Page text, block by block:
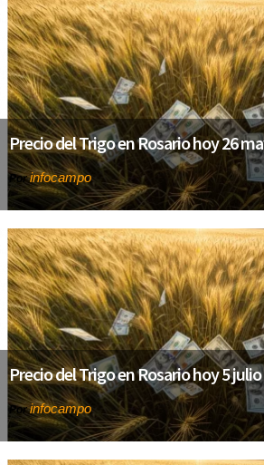
Precio del Trigo en Rosario hoy 26
Porinfocampo
Precio del Trigo en Rosario hoy 5
Porinfocampo